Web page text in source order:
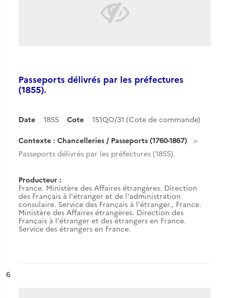
Passeports délivrés par les préfectures
(1855).
Date 1855 Cote 151QO/31 (Cote de commande)
Contexte : Chancelleries / Passeports (1760-1867)
Passeports délivrés par les préfectures (1855).
Producteur :
France. Ministère des Affaires étrangères. Direction
des Français à l'étranger et de l'administration
consulaire. Service des Français à l'étranger., France.
Ministère des Affaires étrangères. Direction des
Français à l'étranger et des étrangers en France.
Service des étrangers en France.
n°
6